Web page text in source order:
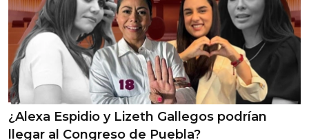
¿Alexa Espidio y Lizeth Gallegos podrían
llegar al Congreso de Puebla?